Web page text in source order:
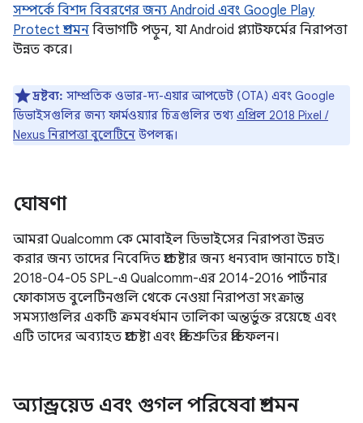
সম্পর্কে বিশদ বিবরণের জন্য Android এবং Google Play
Protect প্রশমন বিভাগটি পড়ুন, যা Android প্ল্যাটফর্মের নিরাপত্তা
উন্নত করে।
দ্রষ্টব্য: সাম্প্রতিক ওভার-দ্য-এয়ার আপডেট (OTA) এবং Google
ডিভাইসগুলির জন্য ফার্মওয়্যার চিত্রগুলির তথ্য এপ্রিল 2018 Pixel /
Nexus নিরাপত্তা বুলেটিনে উপলব্ধ।
ঘোষণা
আমরা Qualcomm কে মোবাইল ডিভাইসের নিরাপত্তা উন্নত
করার জন্য তাদের নিবেদিত প্রচেষ্টার জন্য ধন্যবাদ জানাতে চাই।
2018-04-05 SPL-এ Qualcomm-এর 2014-2016 পার্টনার
ফোকাসড বুলেটিনগুলি থেকে নেওয়া নিরাপত্তা সংক্রান্ত
সমস্যাগুলির একটি ক্রমবর্ধমান তালিকা অন্তর্ভুক্ত রয়েছে এবং
এটি তাদের অব্যাহত প্রচেষ্টা এবং প্রতিশ্রুতির প্রতিফলন।
অ্যান্ড্রয়েড এবং গুগল পরিষেবা প্রশমন